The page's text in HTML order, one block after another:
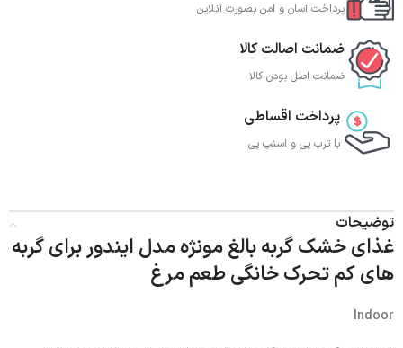
پرداخت آسان و امن بصورت آنلاین
ضمانت اصالت کالا
ضمانت اصل بودن کالا
پرداخت اقساطی
با ترب‌ پی و اسنپ پی
توضیحات
غذای خشک گربه بالغ مونژه مدل ایندور برای گربه
های کم تحرک خانگی طعم مرغ
Indoor